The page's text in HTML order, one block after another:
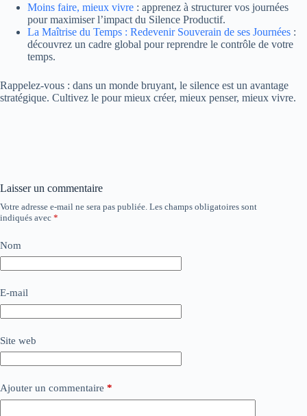
Moins faire, mieux vivre : apprenez à structurer vos journées
pour maximiser l’impact du Silence Productif.
La Maîtrise du Temps : Redevenir Souverain de ses Journées :
découvrez un cadre global pour reprendre le contrôle de votre
temps.
Rappelez-vous : dans un monde bruyant, le silence est un avantage
stratégique. Cultivez le pour mieux créer, mieux penser, mieux vivre.
Laisser un commentaire
Votre adresse e-mail ne sera pas publiée. Les champs obligatoires sont
indiqués avec *
Nom
E-mail
Site web
Ajouter un commentaire *